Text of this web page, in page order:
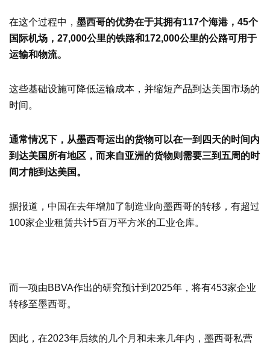
在这个过程中， 墨西哥的优势在于其拥有117个海港，45个
国际机场，27,000公里的铁路和172,000公里的公路可用于
运输和物流。
这些基础设施可降低运输成本，并缩短产品到达美国市场的
时间。
通常情况下，从墨西哥运出的货物可以在一到四天的时间内
到达美国所有地区，而来自亚洲的货物则需要三到五周的时
间才能到达美国。
据报道，中国在去年增加了制造业向墨西哥的转移，有超过
100家企业租赁共计5百万平方米的工业仓库。
而一项由BBVA作出的研究预计到2025年，将有453家企业
转移至墨西哥。
因此，在2023年后续的几个月和未来几年内，墨西哥私营